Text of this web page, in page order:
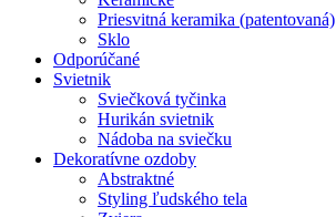
Priesvitná keramika (patentovaná)
Sklo
Odporúčané
Svietnik
Sviečková tyčinka
Hurikán svietnik
Nádoba na sviečku
Dekoratívne ozdoby
Abstraktné
Styling ľudského tela